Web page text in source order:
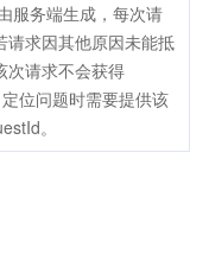
服务端生成，每次请
请求因其他原因未能抵
次请求不会获得
位问题时需要提供该
。